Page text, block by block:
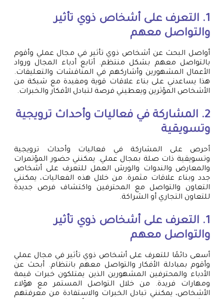
1. التعرف على أشخاص ذوي تأثير
والتواصل معهم
أواصل البحث عن أشخاص ذوي تأثير في مجال عملي وأقوم
بالتواصل معهم بشكل منتظم. أتابع أدباء المجال ورواد
الأعمال المشهورين وأشاركهم في المناقشات والتعليقات.
هذا يساعدني على بناء علاقات قوية ومفيدة مع شبكة من
الأشخاص المؤثرين ويعطيني فرصة لتبادل الأفكار والخبرات.
2. المشاركة في فعاليات وأحداث ترويجية
وتسويقية
أحرص على المشاركة في فعاليات وأحداث ترويجية
وتسويقية ذات صلة بمجال عملي. يمكنني حضور المؤتمرات
والمعارض والندوات والورش العمل للتعرف على أشخاص
جدد وبناء علاقات مثمرة. من خلال هذه الفعاليات، يمكنني
التعاون والتواصل مع المحترفين واكتشاف فرص جديدة
للتعاون التجاري أو الشراكة.
1. التعرف على أشخاص ذوي تأثير
والتواصل معهم
أسعى دائمًا للتعرف على أشخاص ذوي تأثير في مجال عملي
وأقوم بمبادلة الأفكار والتواصل معهم بانتظام. أبحث عن
الأدباء والمحترفين المشهورين الذين يمتلكون خبرات قيمة
ومهارات فريدة. من خلال التواصل المستمر مع هؤلاء
الأشخاص، يمكنني تبادل الخبرات والاستفادة من معرفتهم